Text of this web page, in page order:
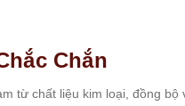
Chắn
từ chất liệu kim loại, đồng